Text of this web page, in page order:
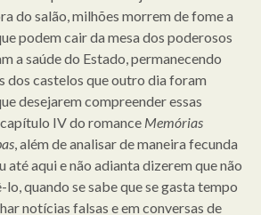
do salão, milhões morrem de fome a
podem cair da mesa dos poderosos
a saúde do Estado, permanecendo
dos castelos que outro dia foram
desejarem compreender essas
IV do romance Memórias
, além de analisar de maneira fecunda
até aqui e não adianta dizerem que não
quando se sabe que se gasta tempo
notícias falsas e em conversas de